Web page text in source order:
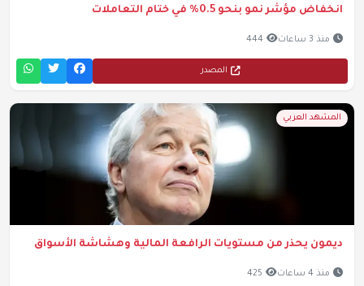
انخفاض مؤشر نمو بنحو 0.5% في ختام التعاملات
منذ 3 ساعات 444
المصدر
المشهد العربي
ديمون يحذر من مستويات الرافعة المالية وهشاشة الأسواق
منذ 4 ساعات 425